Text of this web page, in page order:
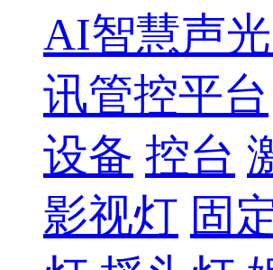
AI智慧声
讯管控平台
设备 控台
影视灯 固